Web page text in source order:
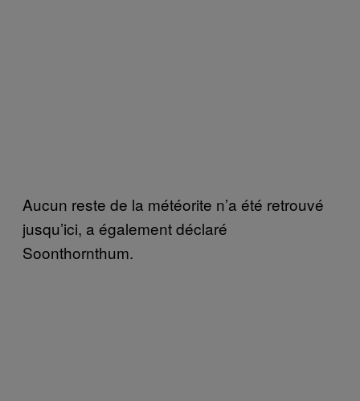
Aucun reste de la météorite n’a été retrouvé
jusqu’ici, a également déclaré
Soonthornthum.